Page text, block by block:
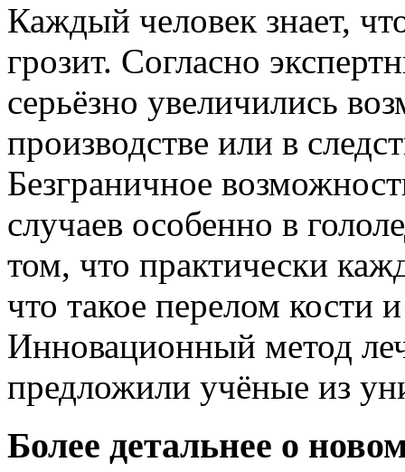
Каждый человек знает,
грозит. Согласно
серьёзно увеличились
производстве или в
Безграничное
случаев особенно в
том, что практически
что такое перелом кости
Инновационный метод
предложили учёные из
Более детальнее о